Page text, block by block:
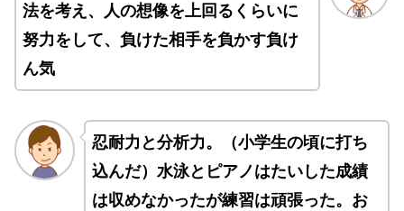
法を考え、人の想像を上回るくらいに
努力をして、負けた相手を負かす負け
ん気
忍耐力と分析力。（小学生の頃に打ち
込んだ）水泳とピアノはたいした成績
は収めなかったが練習は頑張った。お